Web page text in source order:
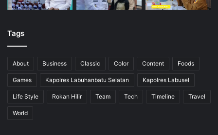
Tags
About Business Classic Color Content Foods
Games Kapolres Labuhanbatu Selatan Kapolres Labusel
Life Style Rokan Hilir Team Tech Timeline Travel
World